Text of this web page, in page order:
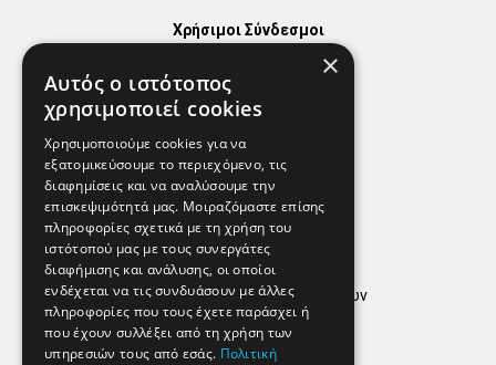
Χρήσιμοι Σύνδεσμοι
Χρήσιμα Τηλέφωνα
Εφημερεύοντα Φαρμακεία
Απόρρητο
Όροι Χρήσης
Πολιτική προστασίας δεδομένων
Findhere
×
Αυτός ο ιστότοπος
χρησιμοποιεί cookies
Χρησιμοποιούμε cookies για να
εξατομικεύσουμε το περιεχόμενο, τις
διαφημίσεις και να αναλύσουμε την
επισκεψιμότητά μας. Μοιραζόμαστε επίσης
πληροφορίες σχετικά με τη χρήση του
ιστότοπού μας με τους συνεργάτες
διαφήμισης και ανάλυσης, οι οποίοι
ενδέχεται να τις συνδυάσουν με άλλες
πληροφορίες που τους έχετε παράσχει ή
που έχουν συλλέξει από τη χρήση των
υπηρεσιών τους από εσάς. Πολιτική